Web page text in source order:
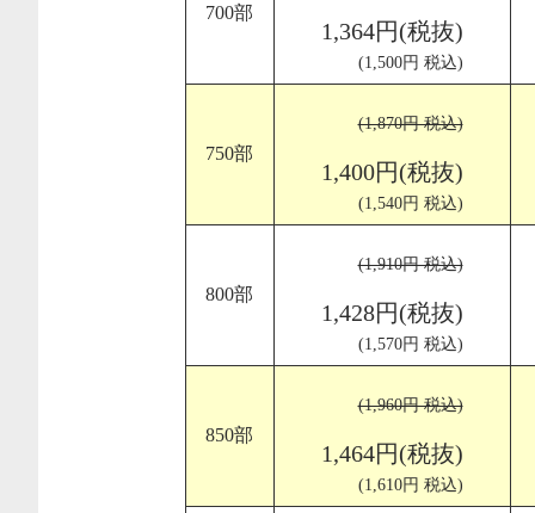
700部
1,364円(税抜)
(1,500円 税込)
750部
(1,870円 税込)
1,400円(税抜)
(1,540円 税込)
800部
(1,910円 税込)
1,428円(税抜)
(1,570円 税込)
850部
(1,960円 税込)
1,464円(税抜)
(1,610円 税込)